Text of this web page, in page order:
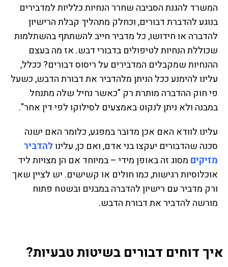
המשרד להגנת הסביבה שחרר הנחיות כלליות למדבירים
בנוגע להדברת דבורים, וכחלק מתהליך קבלת הרישיון
להדברה או חידושו, כל מדביר חייב להשתתף בהשתלמות
שכוללת הנחיות לטיפולים בדבורי דבש. אז מה בעצם
ההנחיות שמקבלים המדבירים על ריסוס דבורים? ככלל,
עלינו להימנע ככל הניתן מלהדביר את דבורת הדבש, כשעל
פי חוק ההדברה מותרת רק "כאשר נחיל שלה מתנחל
במבנה ולא ניתן לנקוט באמצעים לסילוקו לפי דין אחר".
עלינו לוודא האם אכן מדובר במפגע, כלומר האם ישנה
סכנה שהדבורים יעקצו בני אדם, ואם כן, עלינולהדביר
מזיקים מסוג זה באופן מידי – במיוחד אם הן מצויות ליד
אוכלוסיות רגישות, כמו חולים או קשישים. יש לציין שאך
ורק מדביר עם רישיון להדברה במבנים ובשטח פתוח
מורשה להדביר את דבורת הדבש.
איך דוחים דבורים בשיטות טבעיות?